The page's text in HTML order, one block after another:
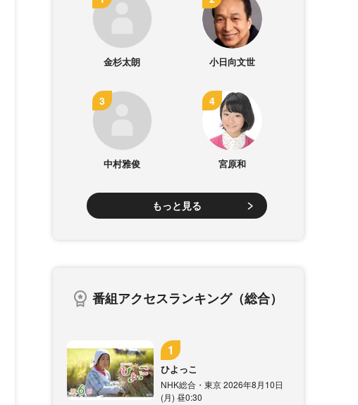
金杉太朗 小日向文世
中村雅俊 宮原和
もっと見る
番組アクセスランキング（総合）
ひよっこ
NHK総合・東京 2026年8月10日
(月) 昼0:30